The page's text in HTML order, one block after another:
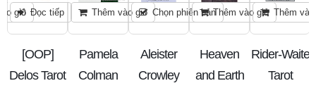
giỏ Đọc tiếp
[OOP]
Delos Tarot
Thêm vào giỏ
Pamela
Colman
Chọn phiên bản
Aleister
Crowley
Thêm vào giỏ
Heaven
and Earth
Thêm
Rider-Waite
Tarot